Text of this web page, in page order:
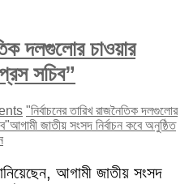
দলগুলোর চাওয়ার
সচিব”
"নির্বাচনের তারিখ রাজনৈতিক দলগুলোর
আগামী জাতীয় সংসদ নির্বাচন কবে অনুষ্ঠিত
আগামী জাতীয় সংসদ